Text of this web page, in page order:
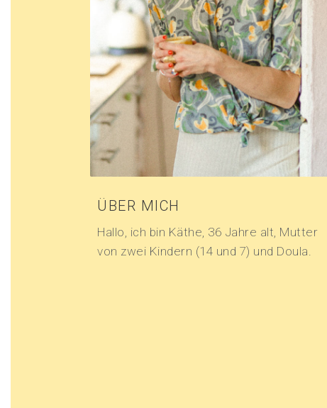
ÜBER MICH
Hallo, ich bin Käthe, 36 Jahre alt, Mutter
von zwei Kindern (14 und 7) und Doula.